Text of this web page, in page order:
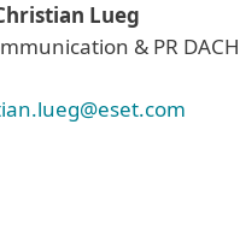
Lueg
& PR DACH